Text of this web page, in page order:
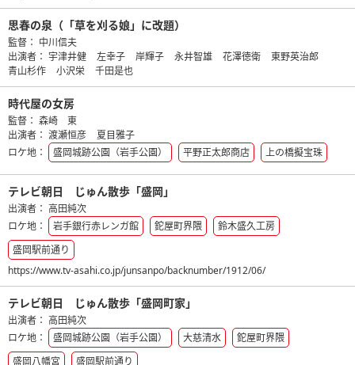
思春の泉（「草を刈る娘」に改題）
監督： 中川信夫
出演者： 宇津井健 左幸子 岸輝子 永井智雄 花澤徳衛
東野英治郎
青山杉作
小沢栄 千田是也
時代屋の女房
監督： 森崎 東
出演者： 渡瀬恒彦
夏目雅子
ロケ地：
盛岡城跡公園（岩手公園） 平野正太郎商店 上の橋擬宝珠
テレビ朝日 じゅん散歩「盛岡」
出演者： 高田純次
ロケ地：
岩手銀行赤レンガ館 鉈屋町界隈
鈴木盛久工房
盛岡駅前通り
https://www.tv-asahi.co.jp/junsanpo/backnumber/1912/06/
テレビ朝日 じゅん散歩「盛岡町家」
出演者： 高田純次
ロケ地：
盛岡城跡公園（岩手公園） 大慈清水
鉈屋町界隈
盛岡八幡宮
盛岡駅前通り